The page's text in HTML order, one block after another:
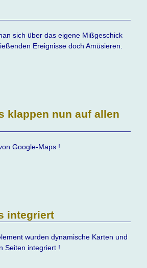
sich über das eigene Mißgeschick
Ereignisse doch Amüsieren.
klappen nun auf allen
Google-Maps !
integriert
wurden dynamische Karten und
Seiten integriert !